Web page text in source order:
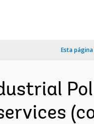
Esta